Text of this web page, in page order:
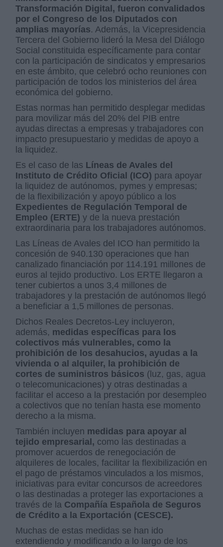
Transformación Digital, fueron convalidados
por el Congreso de los Diputados con
amplias mayorías. Además, la Vicepresidencia
Tercera del Gobierno lideró la Mesa del Diálogo
Social constituida específicamente para contar
con la participación de sindicatos y empresarios
en este ámbito, que celebró ocho reuniones con
participación de todos los ministerios del área
económica del gobierno.
Estas normas han permitido desplegar medidas
para movilizar más del 20% del PIB entre
ayudas directas a empresas y trabajadores con
impacto presupuestario y medidas de apoyo a
la liquidez.
Es el caso de las Líneas de Avales del
Instituto de Crédito Oficial (ICO) para apoyar
la liquidez de autónomos, pymes y empresas;
de la flexibilización y apoyo público a los
Expedientes de Regulación Temporal de
Empleo (ERTE) y de la nueva prestación
extraordinaria para los trabajadores autónomos.
Las Líneas de Avales del ICO han permitido la
concesión de 940.130 operaciones que han
canalizado financiación por 114.191 millones de
euros al tejido productivo. Los ERTE llegaron a
tener cubiertos a unos 3,4 millones de
trabajadores y la prestación de autónomos llegó
a beneficiar a 1,5 millones de personas.
Dichos Reales Decretos-Ley incluyeron,
además, medidas específicas para los
colectivos más vulnerables, como la
prohibición de los desahucios, ayudas a la
vivienda o al alquiler, la prohibición de
cortes de suministros básicos (luz, gas, agua
o telecomunicaciones) y otras destinadas a
facilitar el acceso a la prestación por desempleo
a colectivos que no tenían hasta ese momento
derecho a la misma.
También incluyen medidas para apoyar al
tejido empresarial, como las destinadas a
promover acuerdos de renegociación de
alquileres de locales, facilitar la flexibilización en
el pago de préstamos vinculados a los mismos,
iniciativas para evitar concursos de acreedores
o las destinadas a proteger las exportaciones a
través de la Compañía Española de Seguros
de Crédito a la Exportación (CESCE).
Muchas de estas medidas se han ido
extendiendo y modificando a lo largo de los